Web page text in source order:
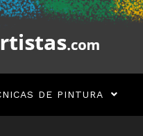
DE PINTURA